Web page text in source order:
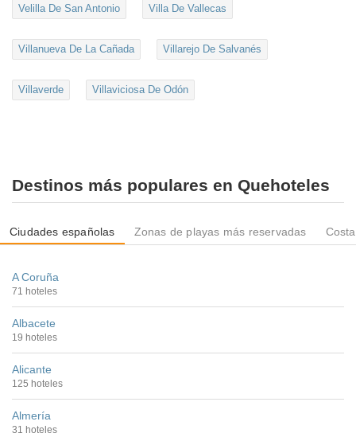
Velilla De San Antonio Villa De Vallecas
Villanueva De La Cañada Villarejo De Salvanés
Villaverde Villaviciosa De Odón
Destinos más populares en Quehoteles
Ciudades españolas Zonas de playas más reservadas
A Coruña
71 hoteles
Albacete
19 hoteles
Alicante
125 hoteles
Almería
31 hoteles